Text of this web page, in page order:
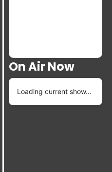
On Air Now
Loading current show...